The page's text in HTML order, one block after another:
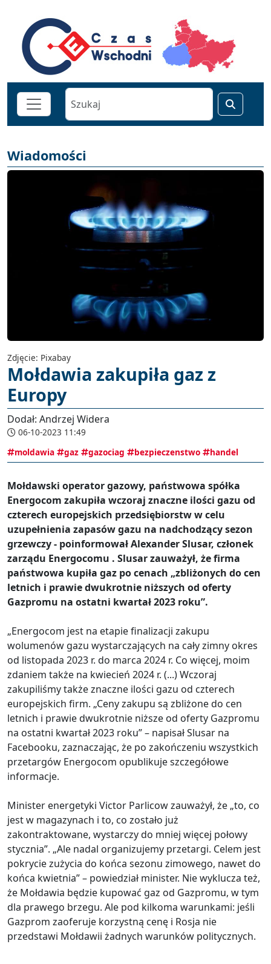
Wiadomości
Zdjęcie: Pixabay
Mołdawia zakupiła gaz z
Europy
Dodał: Andrzej Widera
06-10-2023 11:49
moldawia
gaz gazociag bezpieczenstwo handel
Mołdawski operator gazowy, państwowa spółka
Energocom zakupiła wczoraj znaczne ilości gazu od
czterech europejskich przedsiębiorstw w celu
uzupełnienia zapasów gazu na nadchodzący sezon
grzewczy - poinformował Alexander Slusar, członek
zarządu Energocomu . Slusar zauważył, że firma
państwowa kupiła gaz po cenach „zbliżonych do cen
letnich i prawie dwukrotnie niższych od oferty
Gazpromu na ostatni kwartał 2023 roku”.
„Energocom jest na etapie finalizacji zakupu
wolumenów gazu wystarczających na cały zimny okres
od listopada 2023 r. do marca 2024 r. Co więcej, moim
zdaniem także na kwiecień 2024 r. (...) Wczoraj
zakupiliśmy także znaczne ilości gazu od czterech
europejskich firm. „Ceny zakupu są zbliżone do cen
letnich i prawie dwukrotnie niższe od oferty Gazpromu
na ostatni kwartał 2023 roku” – napisał Slusar na
Facebooku, zaznaczając, że po zakończeniu wszystkich
przetargów Energocom opublikuje szczegółowe
informacje.
Minister energetyki Victor Parlicow zauważył, że „to, co
jest w magazynach i to, co zostało już
zakontraktowane, wystarczy do mniej więcej połowy
stycznia”. „Ale nadal organizujemy przetargi. Celem jest
pokrycie zużycia do końca sezonu zimowego, nawet do
końca kwietnia” – powiedział minister. Nie wyklucza też,
że Mołdawia będzie kupować gaz od Gazpromu, w tym
dla prawego brzegu. Ale pod kilkoma warunkami: jeśli
Gazprom zaoferuje korzystną cenę i Rosja nie
przedstawi Mołdawii żadnych warunków politycznych.